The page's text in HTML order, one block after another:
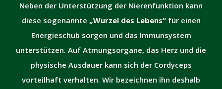
Neben der Unterstützung der Nierenfunktion kann
diese sogenannte „Wurzel des Lebens“für einen
Energieschub sorgen und das Immunsystem
unterstützen. Auf Atmungsorgane, das Herz und die
physische Ausdauer kann sich der Cordyceps
vorteilhaft verhalten. Wir bezeichnen ihn deshalb